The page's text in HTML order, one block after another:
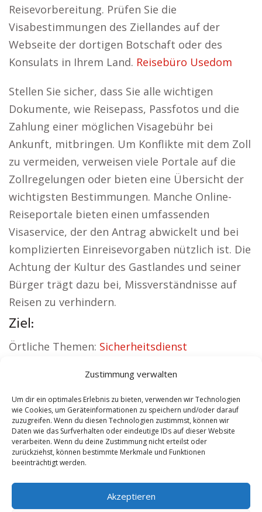
Zustimmung verwalten
Um dir ein optimales Erlebnis zu bieten, verwenden wir Technologien
wie Cookies, um Geräteinformationen zu speichern und/oder darauf
zuzugreifen. Wenn du diesen Technologien zustimmst, können wir
Daten wie das Surfverhalten oder eindeutige IDs auf dieser Website
verarbeiten. Wenn du deine Zustimmung nicht erteilst oder
zurückziehst, können bestimmte Merkmale und Funktionen
beeinträchtigt werden.
Akzeptieren
Reisevorbereitung. Prüfen Sie die
Visabestimmungen des Ziellandes auf der
Webseite der dortigen Botschaft oder des
Konsulats in Ihrem Land. Reisebüro Usedom
Stellen Sie sicher, dass Sie alle wichtigen
Dokumente, wie Reisepass, Passfotos und die
Zahlung einer möglichen Visagebühr bei
Ankunft, mitbringen. Um Konflikte mit dem Zoll
zu vermeiden, verweisen viele Portale auf die
Zollregelungen oder bieten eine Übersicht der
wichtigsten Bestimmungen. Manche Online-
Reiseportale bieten einen umfassenden
Visaservice, der den Antrag abwickelt und bei
komplizierten Einreisevorgaben nützlich ist. Die
Achtung der Kultur des Gastlandes und seiner
Bürger trägt dazu bei, Missverständnisse auf
Reisen zu verhindern.
Ziel:
Örtliche Themen: Sicherheitsdienst
Wohnung mieten Altlandsberg|Schamane
Altlandsberg|Reisebüro Altlandsberg|
Versicherung Altlandsberg
Contents [show]
No tags for this post.